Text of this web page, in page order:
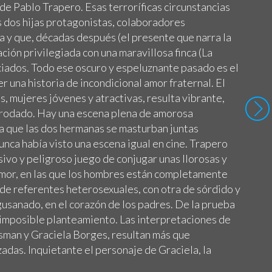
Pablo Trapero. Esas terroríficas circunstancias
dos hijas protagonistas, colaboradores
que, décadas después (el presente que narra la
privilegiada con una maravillosa finca (La
Todo ese oscuro y espeluznante pasado es el
una historia de incondicional amor fraternal. El
mujeres jóvenes y atractivas, resulta vibrante,
Hay una escena plena de amorosa
las dos hermanas se masturban juntas
había visto una escena igual en cine. Trapero
y peligroso juego de conjugar unas llorosas y
en las que los hombres están completamente
referentes heterosexuales, con otra de sórdido y
en el corazón de los padres. De la prueba
planteamiento. Las interpretaciones de
y Graciela Borges, resultan más que
Inquietante el personaje de Graciela, la